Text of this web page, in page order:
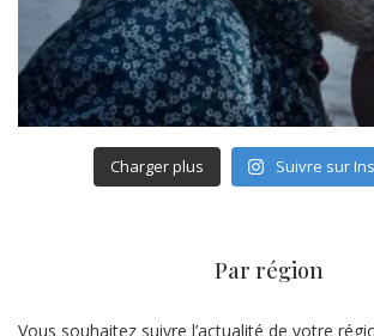
Charger plus Suivre sur
Par région
Vous souhaitez suivre l’actualité de votre